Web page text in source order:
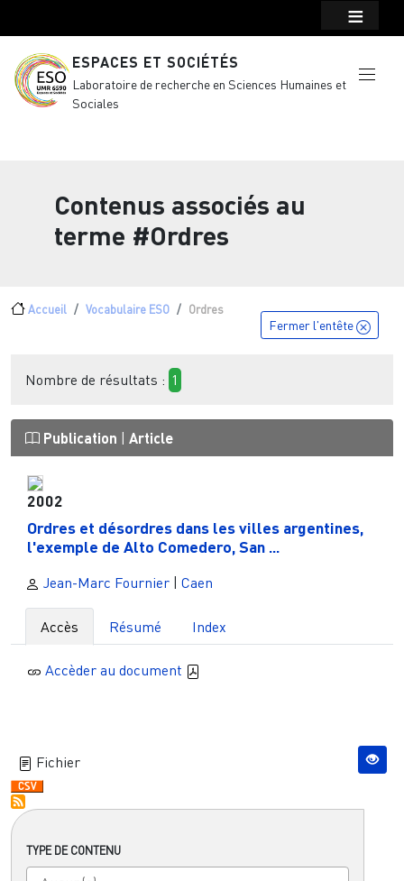
ESPACES ET SOCIÉTÉS
Laboratoire de recherche en Sciences Humaines et
Sociales
Contenus associés au
terme #Ordres
Fil d'Ariane
Accueil Vocabulaire ESO Ordres
TYPE DE CONTENU
Fermer l'entête
Nombre de résultats : 1
Publication Article
2002
Ordres et désordres dans les villes argentines,
l'exemple de Alto Comedero, San ...
Jean-Marc Fournier Caen
Accès Résumé Index
Accèder au document
Fichier